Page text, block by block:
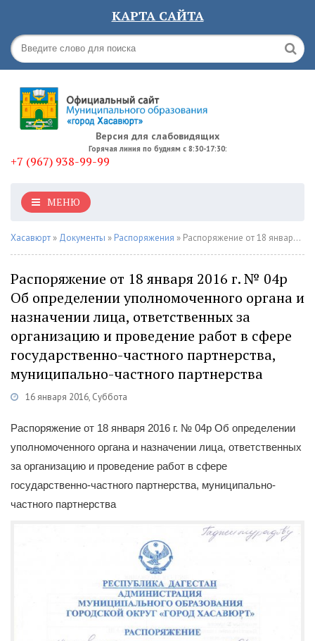
КАРТА САЙТА
Версия для слабовидящих
Горячая линия по будням с 8:30-17:30:
+7 (967) 938-99-99
МЕНЮ
Хасавюрт » Документы » Распоряжения » Распоряжение от 18 января 2016 г. № 04р Об определении уполномоченного органа и назначении лица, ответственных за организацию и проведение работ в сфере государственно-частного партнерства, муниципально-частного партнерства
Распоряжение от 18 января 2016 г. № 04р
Об определении уполномоченного органа и
назначении лица, ответственных за
организацию и проведение работ в сфере
государственно-частного партнерства,
муниципально-частного партнерства
16 января 2016, Суббота
Распоряжение от 18 января 2016 г. № 04р Об определении
уполномоченного органа и назначении лица, ответственных
за организацию и проведение работ в сфере
государственно-частного партнерства, муниципально-
частного партнерства